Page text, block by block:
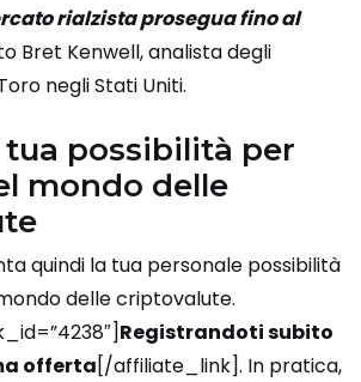
rialzista prosegua fino al
Bret Kenwell, analista degli
negli Stati Uniti.
tua possibilità per
mondo delle
quindi la tua personale possibilità
delle criptovalute.
Registrandoti subito
offerta[/affiliate_link]. In pratica,